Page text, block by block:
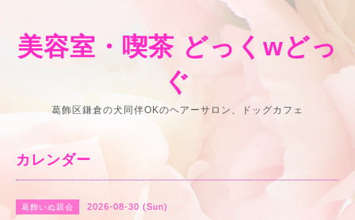
美容室・喫茶 どっくwどっ
ぐ
葛飾区鎌倉の犬同伴OKのヘアーサロン、ドッグカフェ
カレンダー
葛飾いぬ親会 2026-08-30 (Sun)